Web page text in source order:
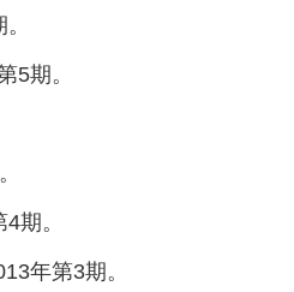
5期。
期。
年第3期。